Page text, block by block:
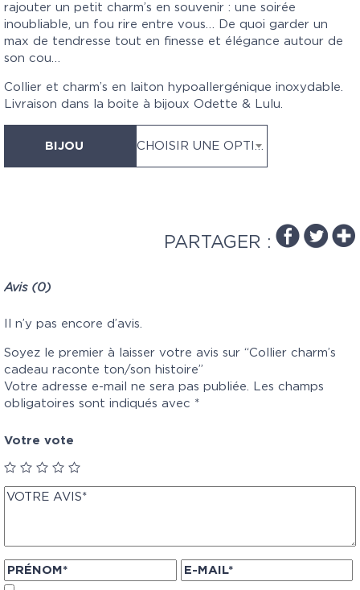
rajouter un petit charm’s en souvenir : une soirée
inoubliable, un fou rire entre vous… De quoi garder un
max de tendresse tout en finesse et élégance autour de
son cou…
Collier et charm’s en laiton hypoallergénique inoxydable.
Livraison dans la boite à bijoux Odette & Lulu.
BIJOU CHOISIR UNE OPTION
PARTAGER :
Avis (0)
Il n’y pas encore d’avis.
Soyez le premier à laisser votre avis sur “Collier charm’s
cadeau raconte ton/son histoire”
Votre adresse e-mail ne sera pas publiée.
Les champs
obligatoires sont indiqués avec *
Votre vote